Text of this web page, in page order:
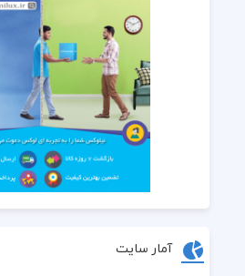
آمار سایت